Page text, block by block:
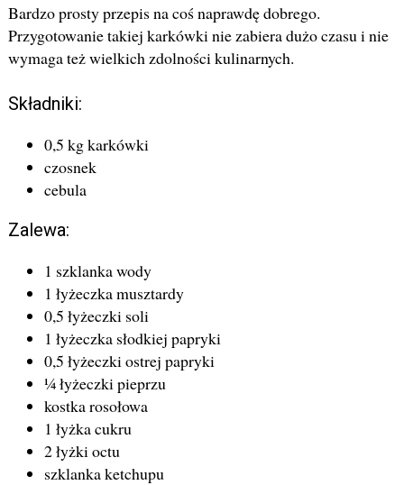
Bardzo prosty przepis na coś naprawdę dobrego.
Przygotowanie takiej karkówki nie zabiera dużo czasu i nie
wymaga też wielkich zdolności kulinarnych.
Składniki:
0,5 kg karkówki
czosnek
cebula
Zalewa:
1 szklanka wody
1 łyżeczka musztardy
0,5 łyżeczki soli
1 łyżeczka słodkiej papryki
0,5 łyżeczki ostrej papryki
¼ łyżeczki pieprzu
kostka rosołowa
1 łyżka cukru
2 łyżki octu
szklanka ketchupu